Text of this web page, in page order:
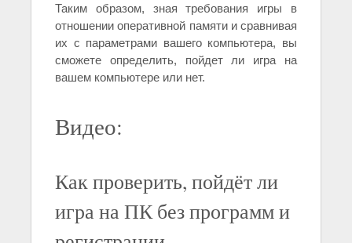
Таким образом, зная требования игры в
отношении оперативной памяти и сравнивая
их с параметрами вашего компьютера, вы
сможете определить, пойдет ли игра на
вашем компьютере или нет.
Видео:
Как проверить, пойдёт ли
игра на ПК без программ и